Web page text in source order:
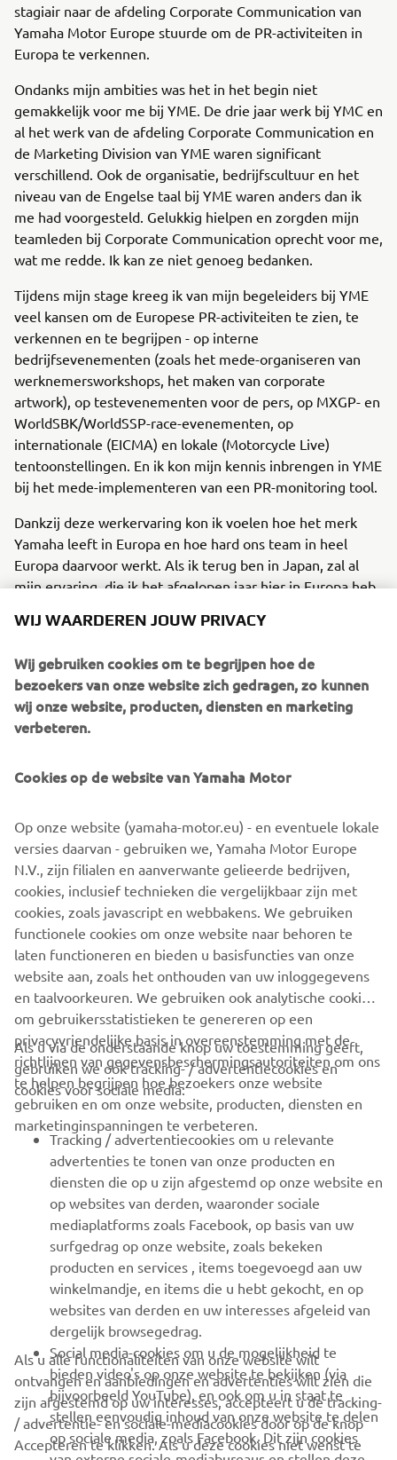
stagiair naar de afdeling Corporate Communication van
Yamaha Motor Europe stuurde om de PR-activiteiten in
Europa te verkennen.
Ondanks mijn ambities was het in het begin niet
gemakkelijk voor me bij YME. De drie jaar werk bij YMC en
al het werk van de afdeling Corporate Communication en
de Marketing Division van YME waren significant
verschillend. Ook de organisatie, bedrijfscultuur en het
niveau van de Engelse taal bij YME waren anders dan ik
me had voorgesteld. Gelukkig hielpen en zorgden mijn
teamleden bij Corporate Communication oprecht voor me,
wat me redde. Ik kan ze niet genoeg bedanken.
Tijdens mijn stage kreeg ik van mijn begeleiders bij YME
veel kansen om de Europese PR-activiteiten te zien, te
verkennen en te begrijpen - op interne
bedrijfsevenementen (zoals het mede-organiseren van
werknemersworkshops, het maken van corporate
artwork), op testevenementen voor de pers, op MXGP- en
WorldSBK/WorldSSP-race-evenementen, op
internationale (EICMA) en lokale (Motorcycle Live)
tentoonstellingen. En ik kon mijn kennis inbrengen in YME
bij het mede-implementeren van een PR-monitoring tool.
Dankzij deze werkervaring kon ik voelen hoe het merk
Yamaha leeft in Europa en hoe hard ons team in heel
Europa daarvoor werkt. Als ik terug ben in Japan, zal al
mijn ervaring, die ik het afgelopen jaar hier in Europa heb
structuur bij YMC. Mijn Europese Yamaha-teamleden aan
door te gaan.
©Yamaha Motor Europe N.V. / Yamaha Motor Co., Ltd.
mogen nooit worden gebruikt voor commerciële of niet-
commerciële doeleinden zonder de uitdrukkelijke
schriftelijke toestemming van Yamaha Motor Europe N.V.
en/of Yamaha Motor Co., Ltd.
Rijd altijd op een veilige manier en volg alle plaatselijke
verkeersregels op.
CORPORATE
VOOR BEDRIJVEN
MEER YAMAHA
ONDERSTEUNING
NIEUWSBRIEF
Wees de eerste die meer te weten komt over de nieuwste deals,
speciale evenementen, nieuwe producten en nog veel meer
ABONNEREN
WIJ WAARDEREN JOUW PRIVACY
Wij gebruiken cookies om te begrijpen hoe de
bezoekers van onze website zich gedragen, zo kunnen
wij onze website, producten, diensten en marketing
verbeteren.
Cookies op de website van Yamaha Motor
Op onze website (yamaha-motor.eu) - en eventuele lokale
versies daarvan - gebruiken we, Yamaha Motor Europe
N.V., zijn filialen en aanverwante gelieerde bedrijven,
cookies, inclusief technieken die vergelijkbaar zijn met
cookies, zoals javascript en webbakens. We gebruiken
functionele cookies om onze website naar behoren te
laten functioneren en bieden u basisfuncties van onze
website aan, zoals het onthouden van uw inloggegevens
en taalvoorkeuren. We gebruiken ook analytische cookies
om gebruikersstatistieken te genereren op een
privacyvriendelijke basis in overeenstemming met de
richtlijnen van gegevensbeschermingsautoriteiten om ons
te helpen begrijpen hoe bezoekers onze website
gebruiken en om onze website, producten, diensten en
marketinginspanningen te verbeteren.
Als u via de onderstaande knop uw toestemming geeft,
gebruiken we ook tracking- / advertentiecookies en
cookies voor sociale media:
Tracking / advertentiecookies om u relevante
advertenties te tonen van onze producten en
diensten die op u zijn afgestemd op onze website en
op websites van derden, waaronder sociale
mediaplatforms zoals Facebook, op basis van uw
surfgedrag op onze website, zoals bekeken
producten en services , items toegevoegd aan uw
winkelmandje, en items die u hebt gekocht, en op
websites van derden en uw interesses afgeleid van
dergelijk browsegedrag.
Social media-cookies om u de mogelijkheid te
bieden video's op onze website te bekijken (via
bijvoorbeeld YouTube), en ook om u in staat te
stellen eenvoudig inhoud van onze website te delen
op sociale media, zoals Facebook. Dit zijn cookies
Als u alle functionaliteiten van onze website wilt
ontvangen en aanbiedingen en advertenties wilt zien die
zijn afgestemd op uw interesses, accepteert u de tracking-
/ advertentie- en sociale-mediacookies door op de knop
Accepteren te klikken. Als u deze cookies niet wenst te